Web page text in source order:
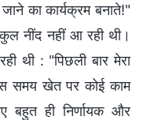
का कार्यक्रम बनाते!"
नींद नहीं आ रही थी।
थी : "पिछली बार मेरा
समय खेत पर कोई काम
ही निर्णायक और